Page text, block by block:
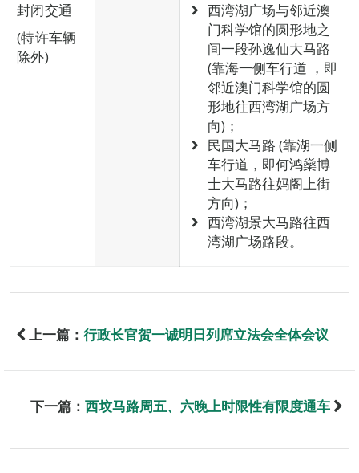
封闭交通
(特许车辆
除外)
西湾湖广场与邻近澳
门科学馆的圆形地之
间一段孙逸仙大马路
(靠海一侧车行道 ，即
邻近澳门科学馆的圆
形地往西湾湖广场方
向)；
民国大马路 (靠湖一侧
车行道，即何鸿燊博
士大马路往妈阁上街
方向)；
西湾湖景大马路往西
湾湖广场路段。
上一篇： 行政长官贺一诚明日列席立法会全体会议
下一篇： 西坟马路周五、六晚上时限性有限度通车